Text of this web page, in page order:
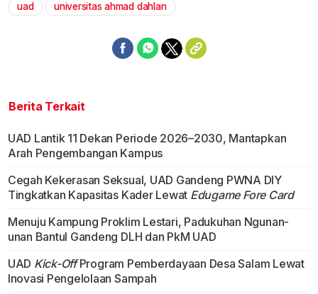
uad universitas ahmad dahlan
Berita Terkait
UAD Lantik 11 Dekan Periode 2026–2030, Mantapkan
Arah Pengembangan Kampus
Cegah Kekerasan Seksual, UAD Gandeng PWNA DIY
Tingkatkan Kapasitas Kader Lewat Edugame Fore Card
Menuju Kampung Proklim Lestari, Padukuhan Ngunan-
unan Bantul Gandeng DLH dan PkM UAD
UAD Kick-OffProgram Pemberdayaan Desa Salam Lewat
Inovasi Pengelolaan Sampah